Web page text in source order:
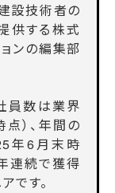
設技術者の
供する株式
ンの編集部
員数は業界
）、年間の
年6月末時
連続で獲得
です。